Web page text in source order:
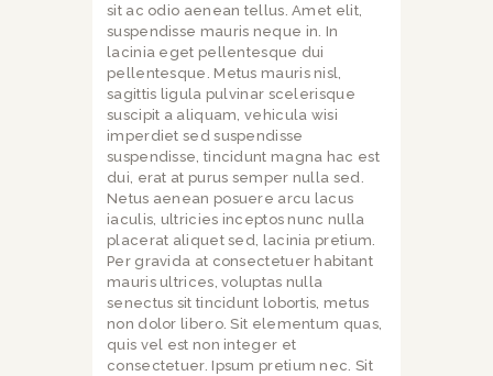
sit ac odio aenean tellus. Amet elit,
suspendisse mauris neque in. In
lacinia eget pellentesque dui
pellentesque. Metus mauris nisl,
sagittis ligula pulvinar scelerisque
suscipit a aliquam, vehicula wisi
imperdiet sed suspendisse
suspendisse, tincidunt magna hac est
dui, erat at purus semper nulla sed.
Netus aenean posuere arcu lacus
iaculis, ultricies inceptos nunc nulla
placerat aliquet sed, lacinia pretium.
Per gravida at consectetuer habitant
mauris ultrices, voluptas nulla
senectus sit tincidunt lobortis, metus
non dolor libero. Sit elementum quas,
quis vel est non integer et
consectetuer. Ipsum pretium nec. Sit